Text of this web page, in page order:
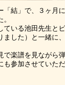
結」で、３ヶ月
いる池田先生と
ました）と一緒に
楽譜を見ながら
も参加させていた